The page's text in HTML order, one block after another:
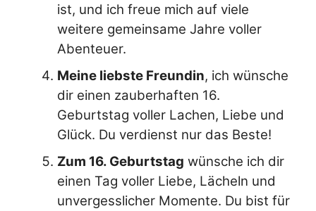
ist, und ich freue mich auf viele
weitere gemeinsame Jahre voller
Abenteuer.
Meine liebste Freundin, ich wünsche
dir einen zauberhaften 16.
Geburtstag voller Lachen, Liebe und
Glück. Du verdienst nur das Beste!
Zum 16. Geburtstag wünsche ich dir
einen Tag voller Liebe, Lächeln und
unvergesslicher Momente. Du bist für